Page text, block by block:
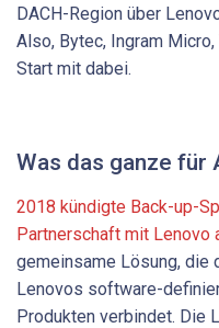
DACH-Region über
Also, Bytec, Ingram
Start mit dabei.
Was das ganze für
2018 kündigte Back-up-
Partnerschaft mit Lenovo
gemeinsame Lösung, die
Lenovos software-
Produkten verbindet. Die